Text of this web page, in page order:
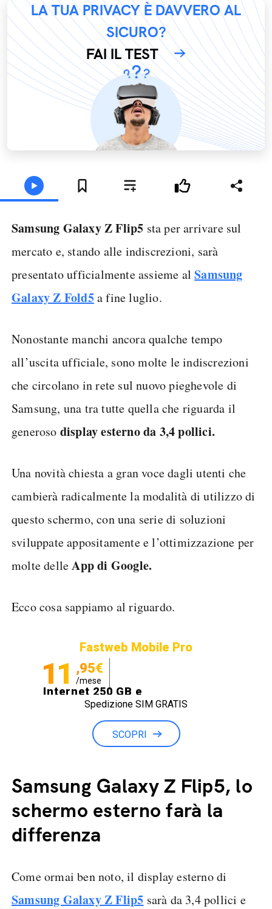
LA TUA PRIVACY È DAVVERO AL
SICURO?
FAI IL TEST
Samsung Galaxy Z Flip5 sta per arrivare sul
mercato e, stando alle indiscrezioni, sarà
presentato ufficialmente assieme alSamsung
Galaxy Z Fold5a fine luglio.
Nonostante manchi ancora qualche tempo
all’uscita ufficiale, sono molte le indiscrezioni
che circolano in rete sul nuovo pieghevole di
Samsung, una tra tutte quella che riguarda il
generoso display esterno da 3,4 pollici.
Una novità chiesta a gran voce dagli utenti che
cambierà radicalmente la modalità di utilizzo di
questo schermo, con una serie di soluzioni
sviluppate appositamente e l’ottimizzazione per
molte delleApp di Google.
Ecco cosa sappiamo al riguardo.
Fastweb Mobile Pro
11 ,95€
/mese
Internet 250 GB e
Minuti illimitati
Spedizione SIM GRATIS
SCOPRI
Samsung Galaxy Z Flip5, lo
schermo esterno farà la
differenza
Come ormai ben noto, il display esterno di
Samsung Galaxy Z Flip5 sarà da 3,4 pollici e